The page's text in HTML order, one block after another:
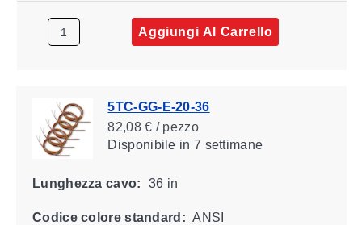
Aggiungi Al Carrello
5TC-GG-E-20-36
82,08 € / pezzo
Disponibile in 7 settimane
Lunghezza cavo: 36 in
Codice colore standard: ANSI